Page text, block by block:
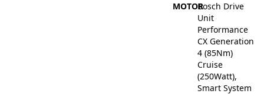
MOTORBosch Drive
Unit
Performance
CX Generation
4 (85Nm)
Cruise
(250Watt),
Smart System